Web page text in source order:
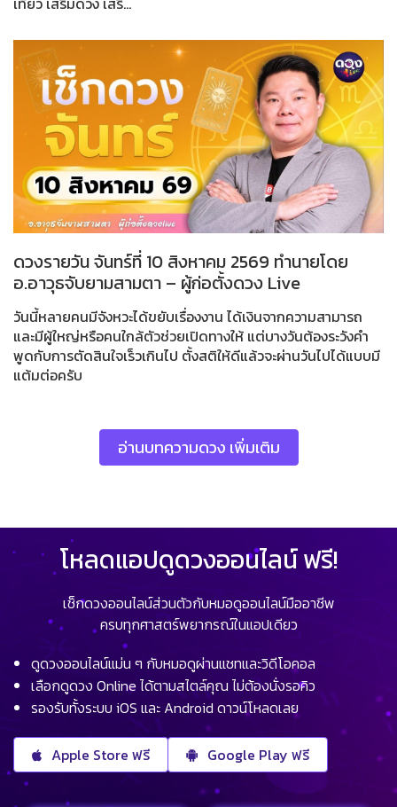
ดวงรายวัน จันทร์ที่ 10 สิงหาคม 2569 ทำนายโดย
อ.อาวุธจับยามสามตา – ผู้ก่อตั้งดวง Live
วันนี้หลายคนมีจังหวะได้ขยับเรื่องงาน ได้เงินจากความสามารถ
และมีผู้ใหญ่หรือคนใกล้ตัวช่วยเปิดทางให้ แต่บางวันต้องระวังคำ
พูดกับการตัดสินใจเร็วเกินไป ตั้งสติให้ดีแล้วจะผ่านวันไปได้แบบมี
แต้มต่อครับ
อ่านบทความดวง เพิ่มเติม
โหลดแอปดูดวงออนไลน์ ฟรี!
เช็กดวงออนไลน์ส่วนตัวกับหมอดูออนไลน์มืออาชีพ
ครบทุกศาสตร์พยากรณ์ในแอปเดียว
ดูดวงออนไลน์แม่น ๆ กับหมอดูผ่านแชทและวิดีโอคอล
เลือกดูดวง Online ได้ตามสไตล์คุณ ไม่ต้องนั่งรอคิว
รองรับทั้งระบบ iOS และ Android ดาวน์โหลดเลย
Apple Store ฟรี Google Play ฟรี